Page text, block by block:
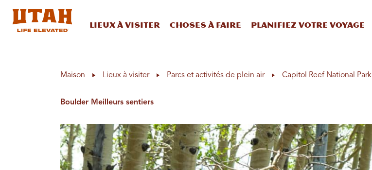
Lieux à visiter Choses à faire Planifiez votre voyage
Maison Lieux à visiter Parcs et activités de plein air Capitol Reef National Park
Boulder Meilleurs sentiers